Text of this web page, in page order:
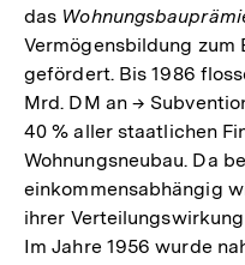
das
Vermögensbildung zum
gefördert. Bis 1986
Mrd. DM an →
40 % aller staatlichen
Wohnungsneubau. Da
einkommensabhängig
ihrer
Im Jahre 1956 wurde